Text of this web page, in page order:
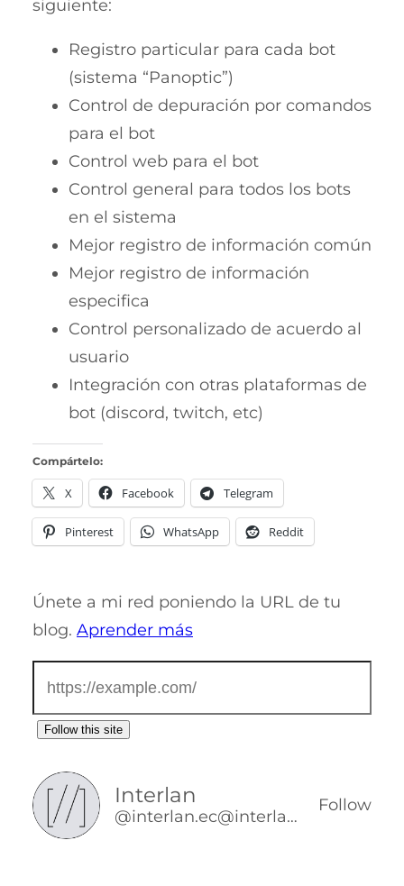
siguiente:
Registro particular para cada bot
(sistema “Panoptic”)
Control de depuración por comandos
para el bot
Control web para el bot
Control general para todos los bots
en el sistema
Mejor registro de información común
Mejor registro de información
especifica
Control personalizado de acuerdo al
usuario
Integración con otras plataformas de
bot (discord, twitch, etc)
Compártelo:
X Facebook Telegram
Pinterest WhatsApp Reddit
Únete a mi red poniendo la URL de tu
blog. Aprender más
Follow this site
Interlan
@interlan.ec@interlan.ec
Follow